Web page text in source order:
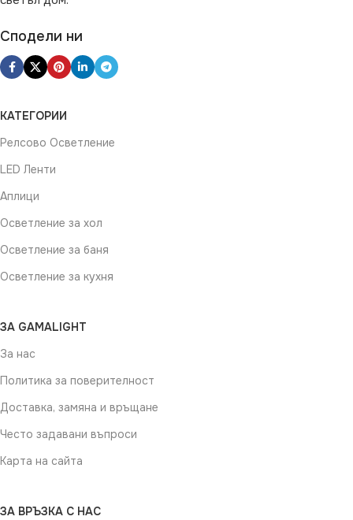
Сподели ни
КАТЕГОРИИ
Релсово Осветление
LED Ленти
Аплици
Осветление за хол
Осветление за баня
Осветление за кухня
ЗА GAMALIGHT
За нас
Политика за поверителност
Доставка, замяна и връщане
Често задавани въпроси
Карта на сайта
ЗА ВРЪЗКА С НАС